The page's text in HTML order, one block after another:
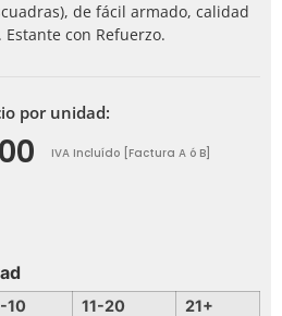
de fácil armado, calidad
con Refuerzo.
por unidad:
IVA Incluído [Factura A ó B]
10 11-20
21+